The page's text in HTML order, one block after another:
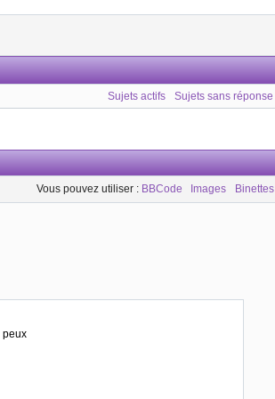
Sujets actifs Sujets sans réponse
Vous pouvez utiliser : BBCode Images Binettes